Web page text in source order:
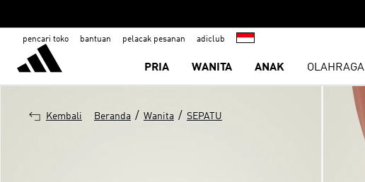
pencari toko bantuan pelacak pesanan adiclub
PRIA WANITA ANAK OLAHRAGA
Kembali Beranda / Wanita / SEPATU